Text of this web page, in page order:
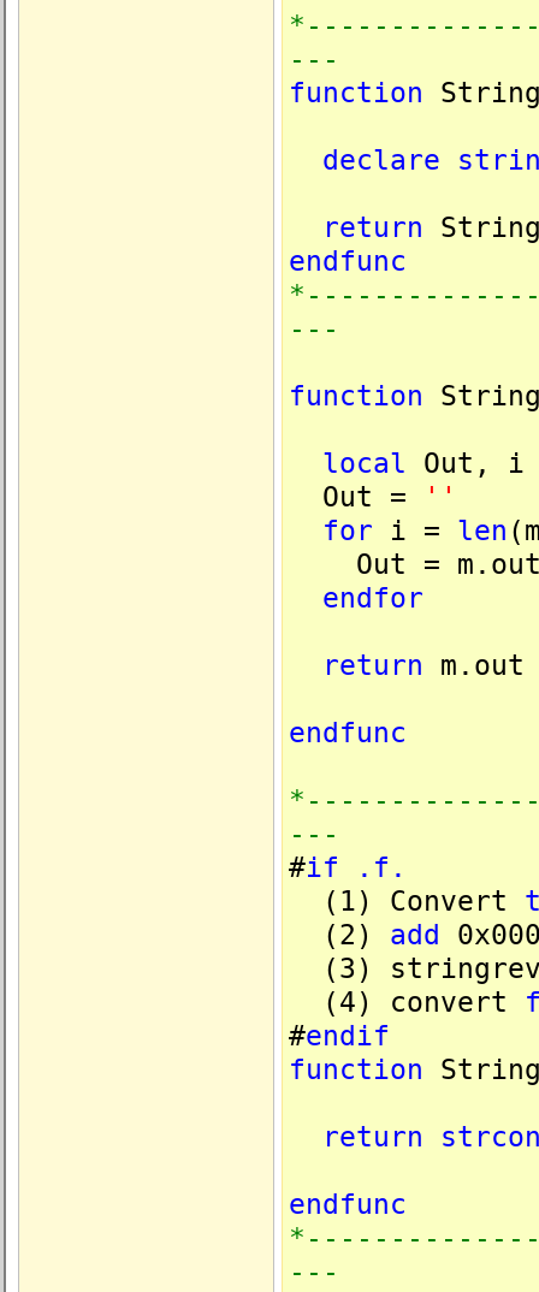
---
function
declare
return
endfunc
---
function
local Out, i
Out =
''
for i = len
Out =
endfor
return m.out
endfunc
---
#if
.f.
(1) Convert
(2) add
(3)
(4) convert
#endif
function
return
endfunc
---